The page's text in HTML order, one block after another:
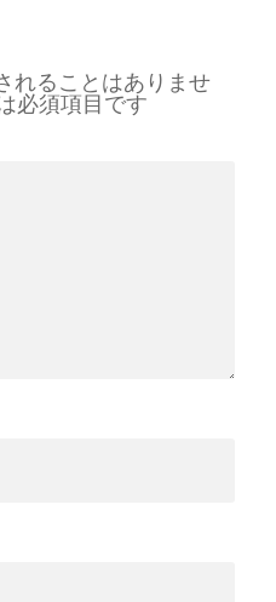
れることはありませ
必須項目です